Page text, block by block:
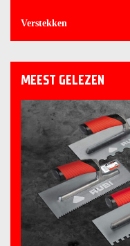
Verstekken
MEEST GELEZEN